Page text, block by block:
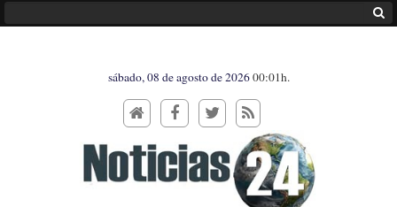
sábado, 08 de agosto de 202600:01h.